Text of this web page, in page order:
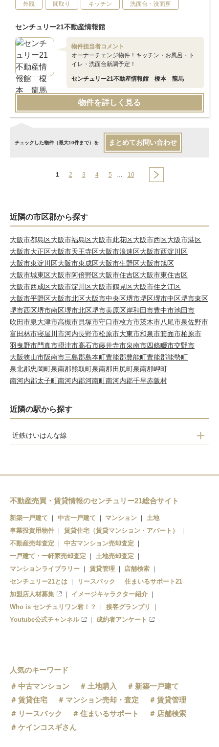
外観 間取り キッチン 洗面台・洗面所
センチュリー21不動産情報館
物件担当者コメント
オーナーチェンジ物件！キッチン・お風呂・ト
イレ・洗面台新調予定！
センチュリー21不動産情報館 榎本 龍馬
物件を詳しく見る
チェックした物件（最大10件まで）を まとめてお問い合わせ
1 2 3 4 5 … 10
近隣の市区郡から探す
大阪市都島区大阪市福島区大阪市此花区大阪市西区大阪市港区
大阪市大正区大阪市天王寺区大阪市浪速区大阪市西淀川区
大阪市東淀川区大阪市東成区大阪市生野区大阪市旭区
大阪市城東区大阪市阿倍野区大阪市住吉区大阪市東住吉区
大阪市西成区大阪市淀川区大阪市鶴見区大阪市住之江区
大阪市平野区大阪市北区大阪市中央区堺市堺区堺市中区堺市東区
堺市西区堺市南区堺市北区堺市美原区岸和田市豊中市池田市
吹田市泉大津市高槻市貝塚市守口市枚方市茨木市八尾市泉佐野市
富田林市寝屋川市河内長野市松原市大東市和泉市箕面市柏原市
羽曳野市門真市摂津市高石市藤井寺市泉南市四條畷市交野市
大阪狭山市阪南市三島郡島本町豊能郡豊能町豊能郡能勢町
泉北郡忠岡町泉南郡熊取町泉南郡田尻町泉南郡岬町
南河内郡太子町南河内郡河南町南河内郡千早赤阪村
近隣の駅から探す
近鉄けいはんな線
新石切
不動産売買・賃貸情報のセンチュリー21総合サイト
新築一戸建て 中古一戸建て マンション
土地
事業投資用物件
賃貸住宅（賃貸マンション・アパート）
不動産売却査定
中古マンション売却査定
一戸建て・一軒家売却査定
土地売却査定
マンションライブラリー
賃貸管理
店舗検索
センチュリー21とは
リースバック
住まいるサポート21
加盟店人材募集
イメージキャラクター紹介
Who is センチュリワン君！？
接客グランプリ
Youtube公式チャンネル
成約者アンケート
人気のキーワード
中古マンション
土地購入
新築一戸建て
賃貸住宅
マンション売却・査定
賃貸管理
リースバック
住まいるサポート
店舗検索
ケインコスギさん